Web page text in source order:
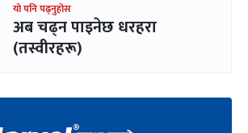
यो पनि पढ्नुहोस
अब चढ्न पाइनेछ धरहरा
(तस्वीरहरू)